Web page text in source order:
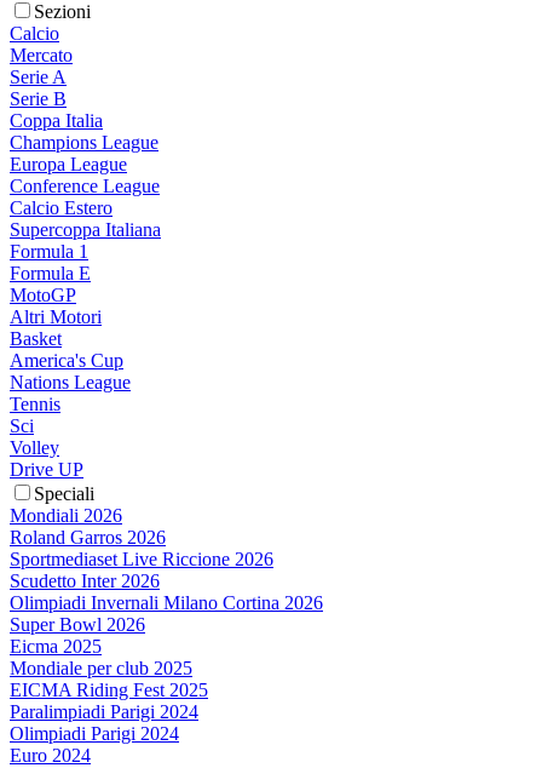
Sezioni
Calcio
Mercato
Serie A
Serie B
Coppa Italia
Champions League
Europa League
Conference League
Calcio Estero
Supercoppa Italiana
Formula 1
Formula E
MotoGP
Altri Motori
Basket
America's Cup
Nations League
Tennis
Sci
Volley
Drive UP
Speciali
Mondiali 2026
Roland Garros 2026
Sportmediaset Live Riccione 2026
Scudetto Inter 2026
Olimpiadi Invernali Milano Cortina 2026
Super Bowl 2026
Eicma 2025
Mondiale per club 2025
EICMA Riding Fest 2025
Paralimpiadi Parigi 2024
Olimpiadi Parigi 2024
Euro 2024